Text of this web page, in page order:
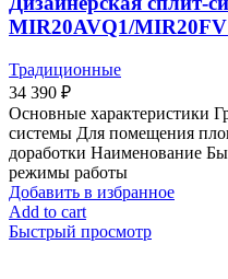
MIR20AVQ1/
Традиционные
34 390 ₽
Основные характеристики
системы Для помещения
доработки Наименование
режимы работы
Добавить в избранное
Add to cart
Быстрый просмотр